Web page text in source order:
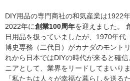
DIY用品の専門商社の和気産業は1922
2022年に創業100周年を迎えました。
日用品を扱っていましたが、1970年代
博史専務（二代目）がカナダのモント
れから日本ではDIYの時代が来ると確
ニアとして、業界をリードしてまいりま
「私たちは人々が幸福な暮らしを送る